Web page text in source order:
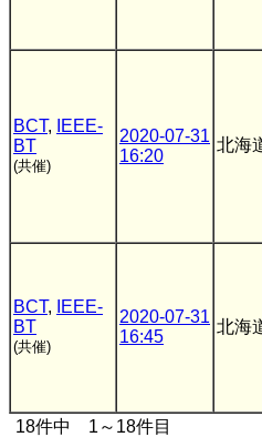
BCT,
IEEE-
BT
(共催)
2020-07-31
16:20
北海
BCT,
IEEE-
BT
(共催)
2020-07-31
16:45
北海
18件中 1～18件目